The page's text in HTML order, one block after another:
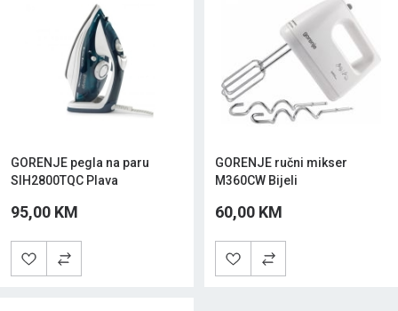
GORENJE pegla na paru
SIH2800TQC Plava
95,00 KM
GORENJE ručni mikser
M360CW Bijeli
60,00 KM